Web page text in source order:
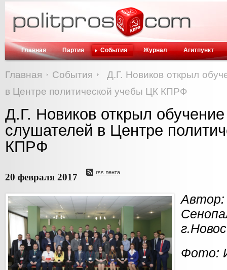
Главная Партия События Журнал Агитпункт
Главная События
Д.Г. Новиков открыл
в Центре политической учебы ЦК КПРФ
Д.Г. Новиков открыл обучение
слушателей в Центре
КПРФ
20 февраля 2017 rss лента
Фото: